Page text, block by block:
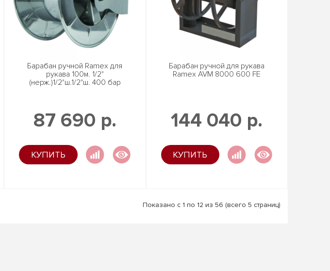
Барабан ручной Ramex для
рукава 100м. 1/2"
(нерж.)1/2"ш.1/2"ш. 400 бар
87 690 р.
КУПИТЬ
Барабан ручной для рукава
Ramex AVM 8000 600 FE
144 040 р.
КУПИТЬ
Показано с 1 по 12 из 56 (всего 5 страниц)